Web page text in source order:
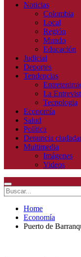
Noticias
Colombia
Local
Región
Mundo
Educación
Judicial
Deportes
Tendencias
La
Tecnologia
Economía
Salud
Política
Denuncia
Multimedia
Imágenes
Videos
Home
Economía
Puerto de